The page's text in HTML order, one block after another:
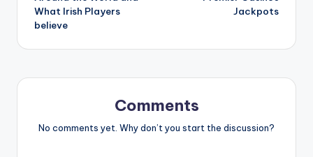
What Irish Players
believe
Jackpots
Comments
No comments yet. Why don’t you start the discussion?